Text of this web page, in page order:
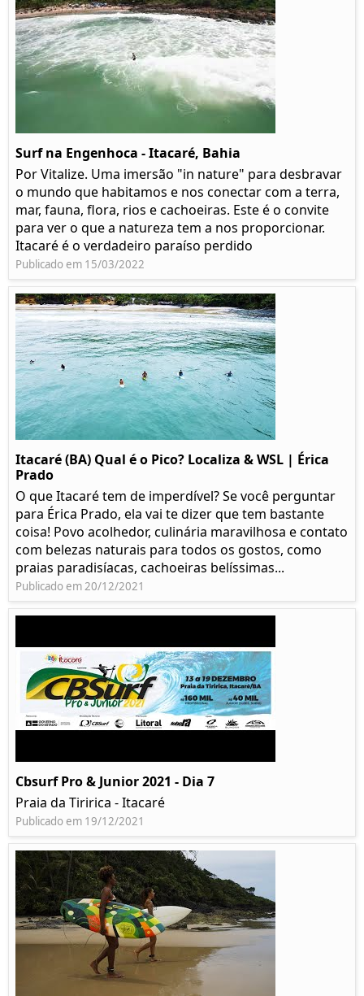
Surf na Engenhoca - Itacaré, Bahia
Por Vitalize. Uma imersão "in nature" para desbravar
o mundo que habitamos e nos conectar com a terra,
mar, fauna, flora, rios e cachoeiras. Este é o convite
para ver o que a natureza tem a nos proporcionar.
Itacaré é o verdadeiro paraíso perdido
Publicado em 15/03/2022
Itacaré (BA) Qual é o Pico? Localiza & WSL | Érica
Prado​
O que Itacaré tem de imperdível? Se você perguntar
para Érica Prado, ela vai te dizer que tem bastante
coisa!​ Povo acolhedor, culinária maravilhosa e contato
com belezas naturais para todos os gostos, como
praias paradisíacas, cachoeiras belíssimas...
Publicado em 20/12/2021
Cbsurf Pro & Junior 2021 - Dia 7
Praia da Tiririca - Itacaré
Publicado em 19/12/2021